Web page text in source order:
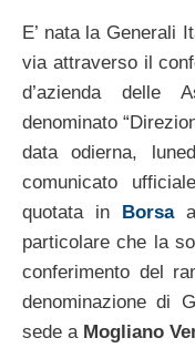
E’ nata la Generali
via attraverso il
d’azienda delle
denominato
data odierna,
comunicato
quotata in
Borsaa
particolare che la
conferimento del
denominazione di
sede a Mogliano